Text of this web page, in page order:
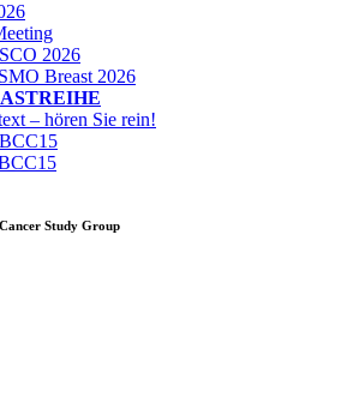
2026
Breast 2026
– hören Sie rein!
Study Group